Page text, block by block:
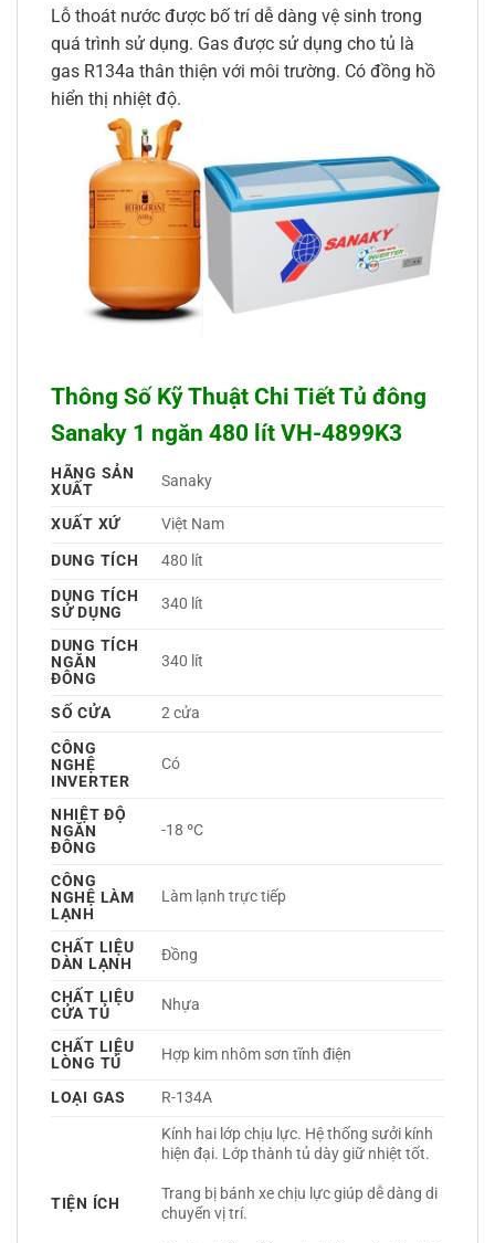
Lỗ thoát nước được bố trí dễ dàng vệ sinh trong
quá trình sử dụng. Gas được sử dụng cho tủ là
gas R134a thân thiện với môi trường. Có đồng hồ
hiển thị nhiệt độ.
Thông Số Kỹ Thuật Chi Tiết Tủ đông
Sanaky 1 ngăn 480 lít VH-4899K3
HÃNG SẢN
XUẤT
Sanaky
XUẤT XỨ
Việt Nam
DUNG TÍCH
480 lít
DUNG TÍCH
SỬ DỤNG
340 lít
DUNG TÍCH
NGĂN
ĐÔNG
340 lít
SỐ CỬA
2 cửa
CÔNG
NGHỆ
INVERTER
Có
NHIỆT ĐỘ
NGĂN
ĐÔNG
-18 ºC
CÔNG
NGHỆ LÀM
LẠNH
Làm lạnh trực tiếp
CHẤT LIỆU
DÀN LẠNH
Đồng
CHẤT LIỆU
CỬA TỦ
Nhựa
CHẤT LIỆU
LÒNG TỦ
Hợp kim nhôm sơn tĩnh điện
LOẠI GAS R-134A
TIỆN ÍCH
Kính hai lớp chịu lực. Hệ thống sưởi kính
hiện đại. Lớp thành tủ dày giữ nhiệt tốt.
Trang bị bánh xe chịu lực giúp dễ dàng di
chuyển vị trí.